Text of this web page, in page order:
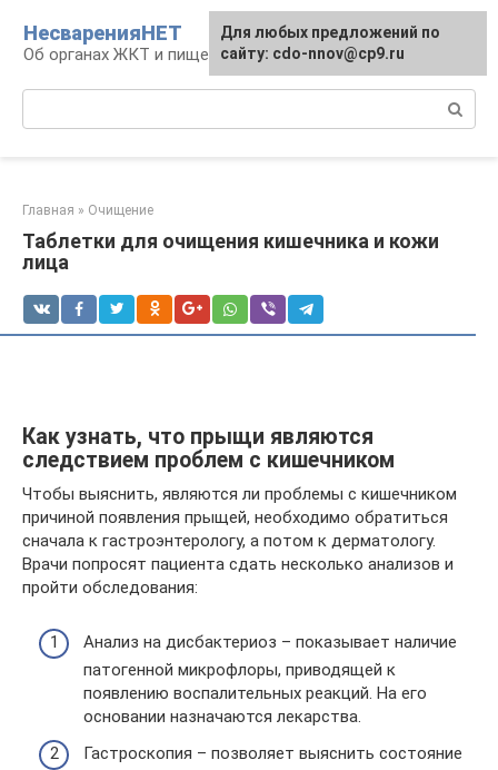
контенту
НесваренияНЕТ
Об органах ЖКТ и пищеварении
Главная » Очищение
Таблетки для очищения кишечника и кожи
лица
Как узнать, что прыщи являются
следствием проблем с кишечником
Чтобы выяснить, являются ли проблемы с кишечником
причиной появления прыщей, необходимо обратиться
сначала к гастроэнтерологу, а потом к дерматологу.
Врачи попросят пациента сдать несколько анализов и
пройти обследования:
Анализ на дисбактериоз – показывает наличие
патогенной микрофлоры, приводящей к
появлению воспалительных реакций. На его
основании назначаются лекарства.
Гастроскопия – позволяет выяснить состояние
Для любых предложений по
сайту: cdo-nnov@cp9.ru